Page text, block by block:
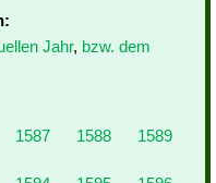
Jahr, bzw. dem
1587 1588 1589